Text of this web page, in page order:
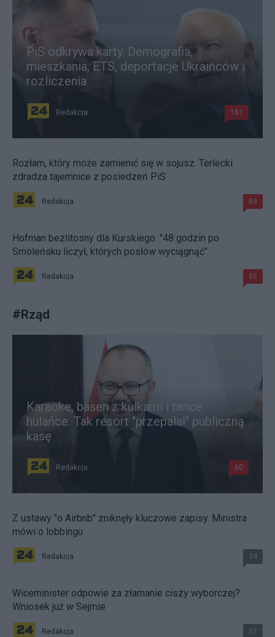
PiS odkrywa karty. Demografia,
mieszkania, ETS, deportacje Ukraińców i
rozliczenia
Redakcja 161
Rozłam, który może zamienić się w sojusz. Terlecki
zdradza tajemnice z posiedzeń PiS
Redakcja 89
Hofman bezlitosny dla Kurskiego. "48 godzin po
Smoleńsku liczył, których posłów wyciągnąć"
Redakcja 85
#Rząd
Karaoke, basen z kulkami i tańce
hulańce. Tak resort "przepalał" publiczną
kasę
Redakcja 60
Z ustawy "o Airbnb" zniknęły kluczowe zapisy. Ministra
mówi o lobbingu
Redakcja 34
Wiceminister odpowie za złamanie ciszy wyborczej?
Wniosek już w Sejmie
Redakcja 37